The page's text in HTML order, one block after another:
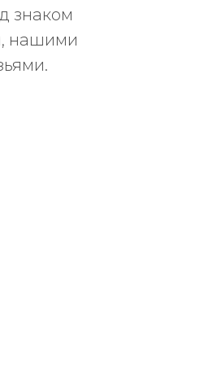
знаком
нашими